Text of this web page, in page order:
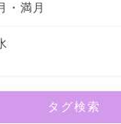
・満月
タグ検索